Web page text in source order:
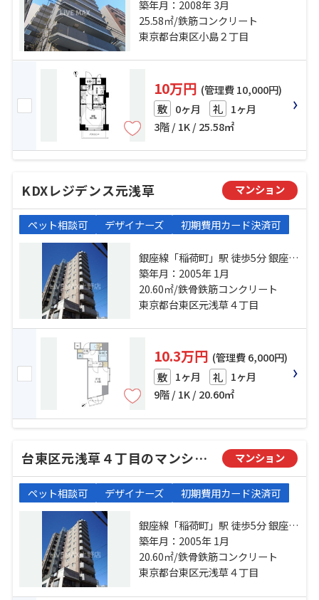
分 日比谷線「仲御徒町」駅 徒歩8分
山手線「御徒町」駅 徒歩11分
築年月：2008年 3月
25.58㎡/鉄筋コンクリート
東京都台東区小島２丁目
10万円 (管理費 10,000円)
敷 0ヶ月 礼 1ヶ月
3階 / 1K / 25.58㎡
KDXレジデンス元浅草 マンション
ペット相談可 デザイナーズ 初期費用カード決済可
銀座線「稲荷町」駅 徒歩5分 銀座線
「田原町」駅 徒歩5分 都営大江戸線
「新御徒町」駅 徒歩9分
築年月：2005年 1月
20.60㎡/鉄骨鉄筋コンクリート
東京都台東区元浅草４丁目
10.3万円 (管理費 6,000円)
敷 1ヶ月 礼 1ヶ月
9階 / 1K / 20.60㎡
台東区元浅草４丁目のマンション マンション
ペット相談可 デザイナーズ 初期費用カード決済可
銀座線「稲荷町」駅 徒歩5分 銀座線
「田原町」駅 徒歩5分 都営大江戸線
「新御徒町」駅 徒歩9分
築年月：2005年 1月
20.60㎡/鉄骨鉄筋コンクリート
東京都台東区元浅草４丁目